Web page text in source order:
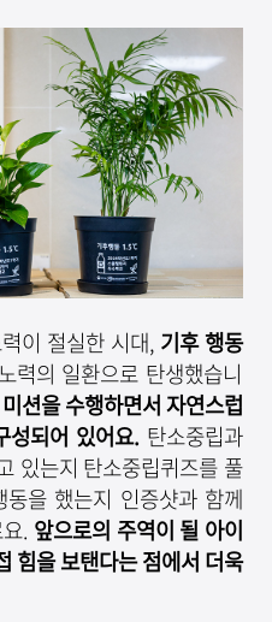
이 절실한 시대, 기후 행동
력의 일환으로 탄생했습니
션을 수행하면서 자연스럽
성되어 있어요. 탄소중립과
있는지 탄소중립퀴즈를 풀
을 했는지 인증샷과 함께
. 앞으로의 주역이 될 아이
힘을 보탠다는 점에서 더욱